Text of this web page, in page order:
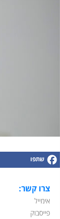
צרו קשר:
אימייל
פייסבוק